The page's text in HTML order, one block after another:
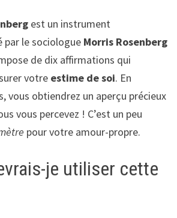
est un instrument
par le sociologue Morris Rosenberg
de dix affirmations qui
votre estime de soi. En
vous obtiendrez un aperçu précieux
vous percevez ! C’est un peu
pour votre amour-propre.
je utiliser cette